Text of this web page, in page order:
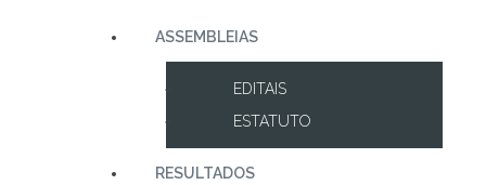
ASSEMBLEIAS
EDITAIS
ESTATUTO
RESULTADOS